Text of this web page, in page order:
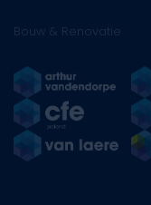
Bouw & Renovatie